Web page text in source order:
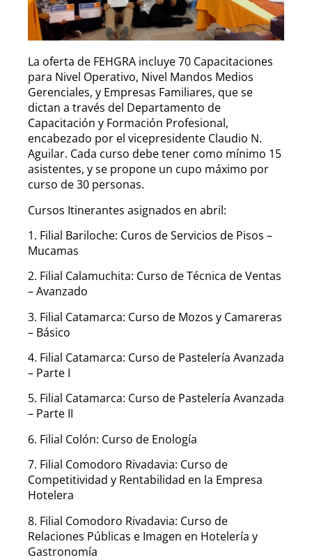
La oferta de FEHGRA incluye 70 Capacitaciones
para Nivel Operativo, Nivel Mandos Medios
Gerenciales, y Empresas Familiares, que se
dictan a través del Departamento de
Capacitación y Formación Profesional,
encabezado por el vicepresidente Claudio N.
Aguilar. Cada curso debe tener como mínimo 15
asistentes, y se propone un cupo máximo por
curso de 30 personas.
Cursos Itinerantes asignados en abril:
1. Filial Bariloche: Curos de Servicios de Pisos –
Mucamas
2. Filial Calamuchita: Curso de Técnica de Ventas
– Avanzado
3. Filial Catamarca: Curso de Mozos y Camareras
– Básico
4. Filial Catamarca: Curso de Pastelería Avanzada
– Parte I
5. Filial Catamarca: Curso de Pastelería Avanzada
– Parte II
6. Filial Colón: Curso de Enología
7. Filial Comodoro Rivadavia: Curso de
Competitividad y Rentabilidad en la Empresa
Hotelera
8. Filial Comodoro Rivadavia: Curso de
Relaciones Públicas e Imagen en Hotelería y
Gastronomía